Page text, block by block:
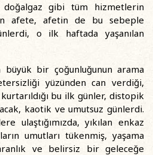
gibi tüm hizmetlerin
afete, afetin de bu sebeple
o ilk haftada yaşanılan
büyük bir çoğunluğunun arama
yüzünden can verdiği,
bu ilk günler, distopik
kaotik ve umutsuz günlerdi.
ulaştığımızda, yıkılan enkaz
umutları tükenmiş, yaşama
ve belirsiz bir geleceğe